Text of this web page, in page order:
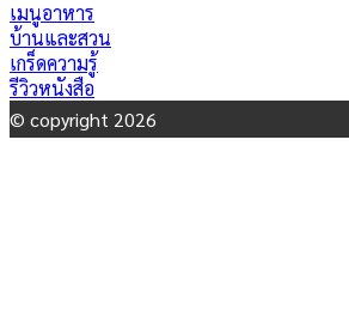
เมนูอาหาร
บ้านและสวน
เกร็ดความรู้
รีวิวหนังสือ
© copyright 2026